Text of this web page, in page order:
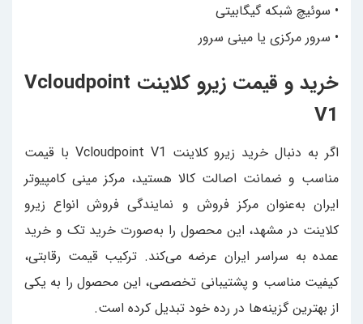
• سوئیچ شبکه گیگابیتی
• سرور مرکزی یا مینی سرور
خرید و قیمت زیرو کلاینت Vcloudpoint
V1
اگر به دنبال خرید زیرو کلاینت Vcloudpoint V1 با قیمت
مناسب و ضمانت اصالت کالا هستید، مرکز مینی کامپیوتر
ایران به‌عنوان مرکز فروش و نمایندگی فروش انواع زیرو
کلاینت در مشهد، این محصول را به‌صورت خرید تک و خرید
عمده به سراسر ایران عرضه می‌کند. ترکیب قیمت رقابتی،
کیفیت مناسب و پشتیبانی تخصصی، این محصول را به یکی
از بهترین گزینه‌ها در رده خود تبدیل کرده است.